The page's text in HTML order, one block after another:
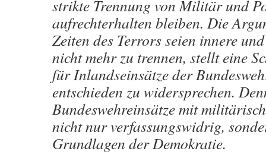
strikte Trennung von Militär und
aufrechterhalten bleiben. Die
Zeiten des Terrors seien innere
nicht mehr zu trennen, stellt eine
für Inlandseinsätze der
entschieden zu widersprechen.
Bundeswehreinsätze mit
nicht nur verfassungswidrig,
Grundlagen der Demokratie.